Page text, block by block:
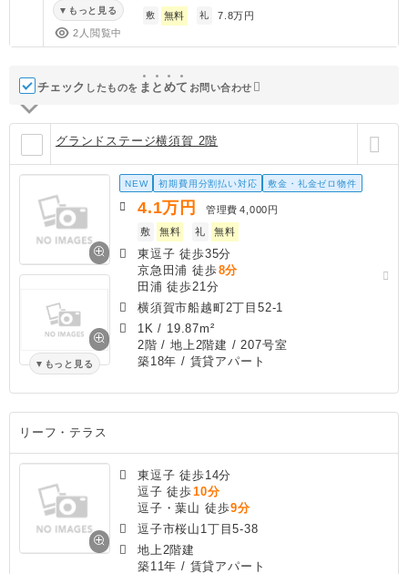
もっと見る
2人閲覧中
敷 無料 礼 7.8万円
チェック したものを ま と めて お問い合わせ
グランドステージ横須賀 2階
もっと見る
NEW 初期費用分割払い対応 敷金・礼金ゼロ物件
4.1万円 管理費 4,000円
敷
無料 礼 無料
東逗子 徒歩35分
京急田浦 徒歩8分
田浦 徒歩21分
横須賀市船越町2丁目52-1
1K / 19.87m²
2階 / 地上2階建 / 207号室
築18年 / 賃貸アパート
リーフ・テラス
東逗子 徒歩14分
逗子 徒歩10分
逗子・葉山 徒歩9分
逗子市桜山1丁目5-38
地上2階建
築11年 / 賃貸アパート